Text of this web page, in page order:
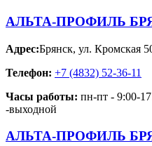
АЛЬТА-ПРОФИЛЬ
Адрес:Брянск, ул. Кромская
Телефон: +7 (4832) 52-36-11
Часы работы: пн-пт - 9:00-
-выходной
АЛЬТА-ПРОФИЛЬ